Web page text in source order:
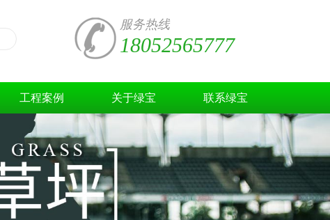
服务热线
18052565777
工程案例 关于绿宝 联系绿宝